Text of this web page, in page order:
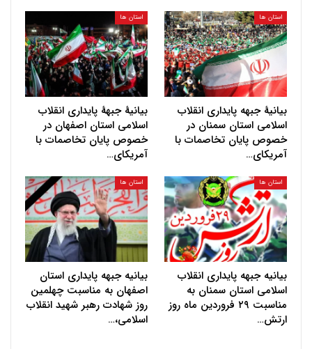
استان ها
بیانیهٔ جبهه پایداری انقلاب
اسلامی استان سمنان در
خصوص پایان تخاصمات با
آمریکای…
استان ها
بیانیهٔ جبههٔ پایداری انقلاب
اسلامی استان اصفهان در
خصوص پایان تخاصمات با
آمریکای…
استان ها
بیانیه جبهه پایداری انقلاب
اسلامی استان سمنان به
مناسبت ۲۹ فروردین ماه روز
ارتش…
استان ها
بیانیه جبهه پایداری استان
اصفهان به مناسبت چهلمین
روز شهادت رهبر شهید انقلاب
اسلامی،…